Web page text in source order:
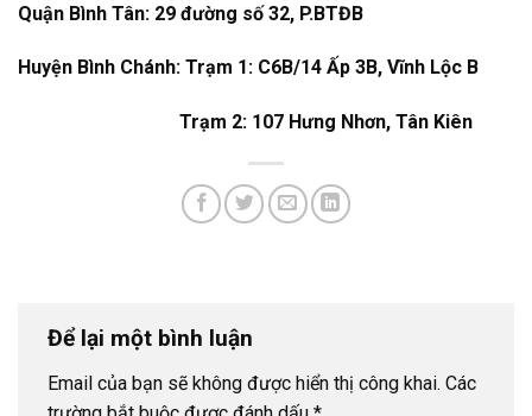
Quận Bình Tân: 29 đường số 32, P.BTĐB
Huyện Bình Chánh: Trạm 1: C6B/14 Ấp 3B, Vĩnh Lộc B
Trạm 2: 107 Hưng Nhơn, Tân Kiên
Để lại một bình luận
Email của bạn sẽ không được hiển thị công khai. Các